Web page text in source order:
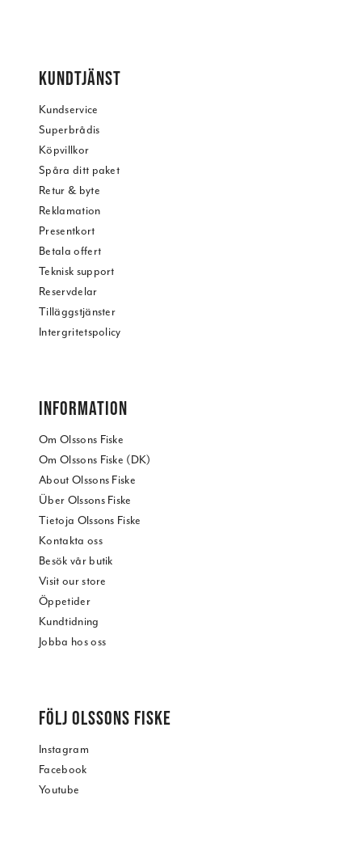
KUNDTJÄNST
Kundservice
Superbrådis
Köpvillkor
Spåra ditt paket
Retur & byte
Reklamation
Presentkort
Betala offert
Teknisk support
Reservdelar
Tilläggstjänster
Intergritetspolicy
INFORMATION
Om Olssons Fiske
Om Olssons Fiske (DK)
About Olssons Fiske
Über Olssons Fiske
Tietoja Olssons Fiske
Kontakta oss
Besök vår butik
Visit our store
Öppetider
Kundtidning
Jobba hos oss
FÖLJ OLSSONS FISKE
Instagram
Facebook
Youtube